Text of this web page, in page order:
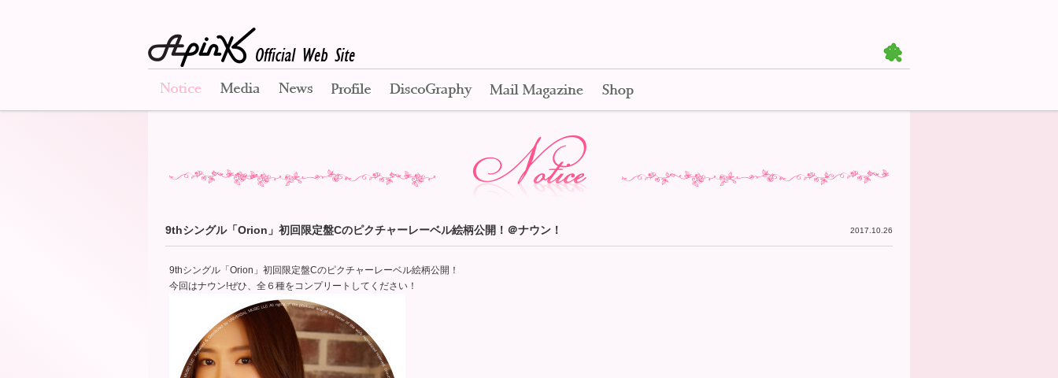
Notice Media News Profile Disco Graphy Mail Magazine
9thシングル「Orion」初回限定盤Cのピクチャーレーベル絵柄公開！＠ナウン！ 2017.10.26
9thシングル「Orion」初回限定盤Cのピクチャーレーベル絵柄公開！
今回はナウン!ぜひ、全６種をコンプリートしてください！